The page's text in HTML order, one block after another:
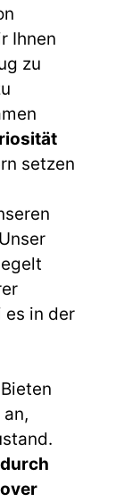
Ihnen
zu
setzen
es in der